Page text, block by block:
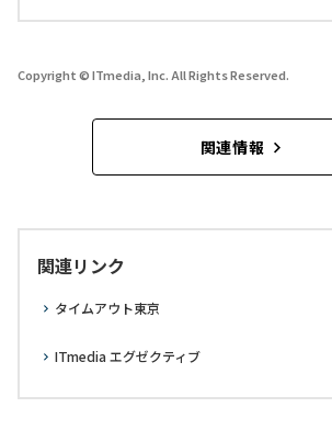
Copyright © ITmedia, Inc. All Rights Reserved.
関連情報
関連リンク
タイムアウト東京
ITmedia エグゼクティブ